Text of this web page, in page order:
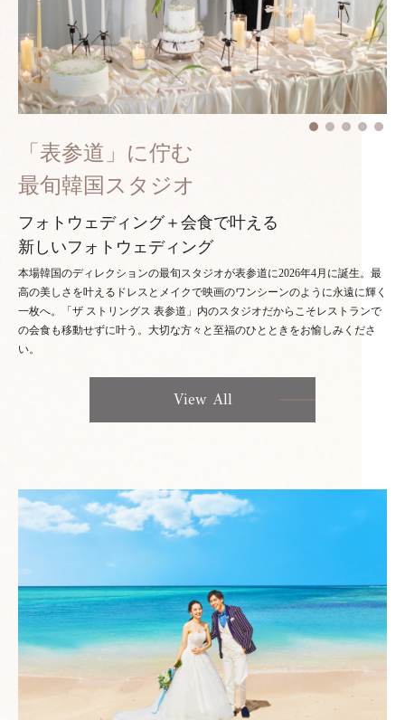
「表参道」に佇む
最旬韓国スタジオ
フォトウェディング＋会食で叶える
新しいフォトウェディング
本場韓国のディレクションの最旬スタジオが表参道に2026年4月に誕生。最
高の美しさを叶えるドレスとメイクで映画のワンシーンのように永遠に輝く
一枚へ。「ザ ストリングス 表参道」内のスタジオだからこそレストランで
の会食も移動せずに叶う。大切な方々と至福のひとときをお愉しみくださ
い。
View All